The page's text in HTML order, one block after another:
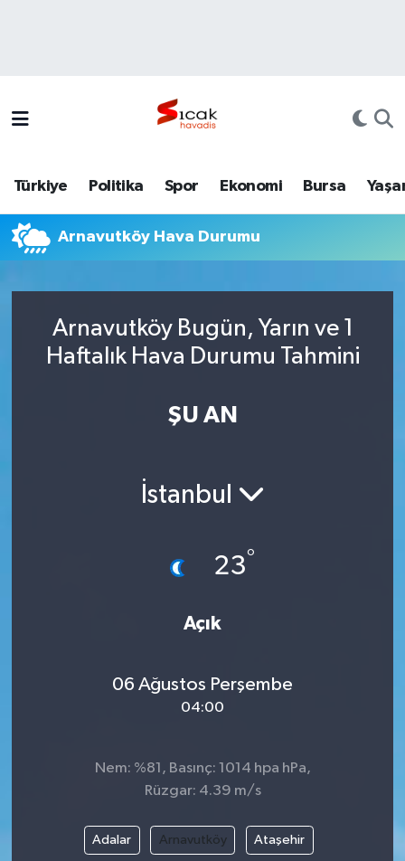
Türkiye Politika Spor Ekonomi Bursa
Arnavutköy Hava Durumu
Arnavutköy Bugün, Yarın ve 1
Haftalık Hava Durumu Tahmini
ŞU AN
İstanbul
23°
Açık
06 Ağustos Perşembe
04:00
Nem: %81, Basınç: 1014 hpa hPa,
Rüzgar: 4.39 m/s
Adalar Arnavutköy Ataşehir
Türkiye
Bilim, Teknoloji
Haber Arşivi